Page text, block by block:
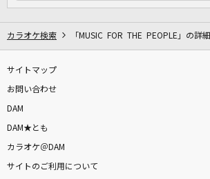
カラオケ検索 「MUSIC FOR THE PEOPLE」の詳細
サイトマップ
お問い合わせ
DAM
DAM★とも
カラオケ＠DAM
サイトのご利用について